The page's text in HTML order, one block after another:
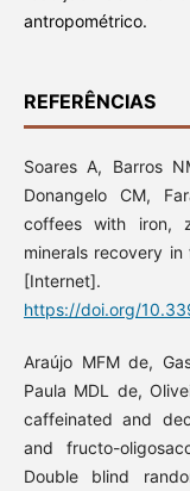
antropométrico.
REFERÊNCIAS
Soares A, Barros
Donangelo CM,
coffees with iron,
minerals recovery
https://doi.org/
Araújo MFM de,
Paula MDL de,
caffeinated and
and fructo-
Double blind